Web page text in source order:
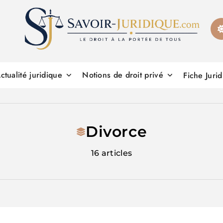
Savoirs juridiques
juridique Notions de droit privé Fiche
Divorce
16 articles